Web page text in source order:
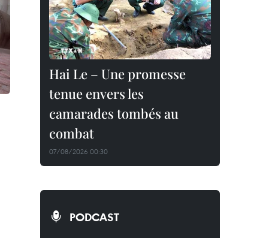
Hai Le – Une promesse
tenue envers les
camarades tombés au
combat
07/08/2026 00:30
PODCAST